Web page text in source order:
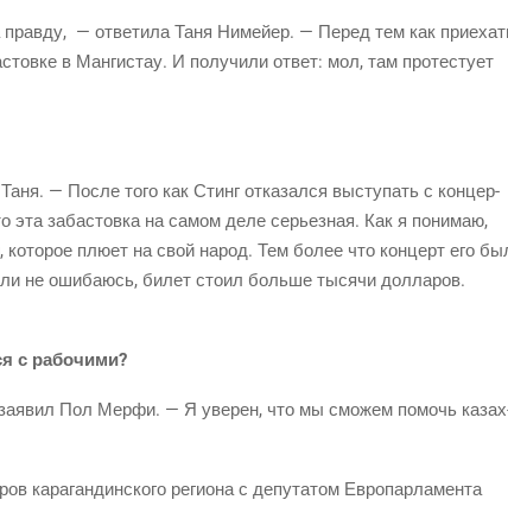
— отве­ти­ла Таня Нимей­ер. — Перед тем как
в Ман­ги­стау. И полу­чи­ли ответ: мол, там про­те­сту­ет
— После того как Стинг отка­зал­ся высту­пать с кон­цер­
эта заба­стов­ка на самом деле серьез­ная. Как я пони­маю,
плю­ет на свой народ. Тем более что кон­церт его
не оши­ба­юсь, билет сто­ил боль­ше тыся­чи дол­ла­ров.
с рабочими?
Пол Мер­фи. — Я уве­рен, что мы смо­жем помочь
кара­ган­дин­ско­го реги­о­на с депу­та­том Евро­пар­ла­мен­та